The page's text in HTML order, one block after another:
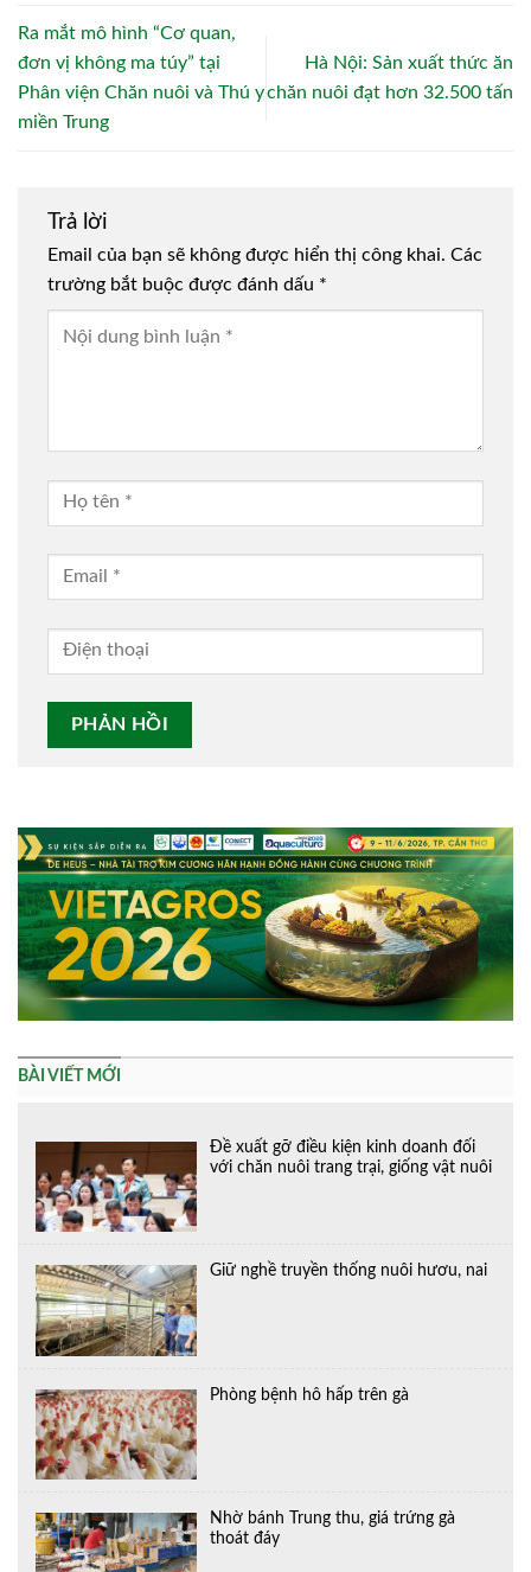
Ra mắt mô hình “Cơ quan,
đơn vị không ma túy” tại
Phân viện Chăn nuôi và Thú y
miền Trung
Hà Nội: Sản xuất thức ăn
chăn nuôi đạt hơn 32.500 tấn
Trả lời
Email của bạn sẽ không được hiển thị công khai. Các
trường bắt buộc được đánh dấu *
BÀI VIẾT MỚI
Đề xuất gỡ điều kiện kinh doanh đối
với chăn nuôi trang trại, giống vật nuôi
Giữ nghề truyền thống nuôi hươu, nai
Phòng bệnh hô hấp trên gà
Nhờ bánh Trung thu, giá trứng gà
thoát đáy